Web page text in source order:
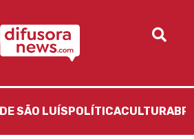
SÃO LUÍS POLÍTICACULTURA